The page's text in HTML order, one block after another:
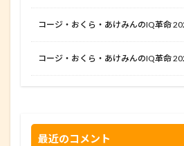
コージ・おくら・あけみんのIQ革命
コージ・おくら・あけみんのIQ革命
最近のコメント